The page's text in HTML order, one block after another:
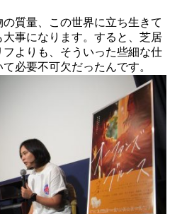
質量、この世界に立ち生きて
事になります。すると、芝居
よりも、そういった些細な仕
必要不可欠だったんです。